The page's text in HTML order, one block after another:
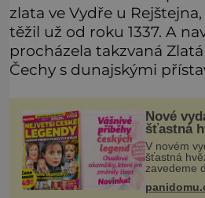
zlata ve Vydře u
těžil už od roku 1337. A
procházela takzvaná
Čechy s dunajskými
Nové
šťastná
V novém
šťastná
zavedeme
hvězd,